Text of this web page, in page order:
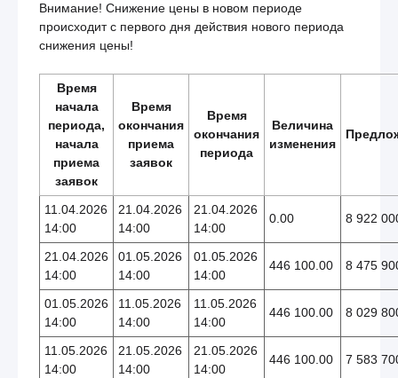
Внимание! Снижение цены в новом периоде
происходит с первого дня действия нового периода
снижения цены!
Время
начала
периода,
начала
приема
заявок
Время
окончания
приема
заявок
Время
окончания
периода
Величина
изменения
11.04.2026
14:00
21.04.2026
14:00
21.04.2026
14:00
0.00 8 922
21.04.2026
14:00
01.05.2026
14:00
01.05.2026
14:00
446 100.00 8 475
01.05.2026
14:00
11.05.2026
14:00
11.05.2026
14:00
446 100.00 8 029
11.05.2026
14:00
21.05.2026
14:00
21.05.2026
14:00
446 100.00 7 583